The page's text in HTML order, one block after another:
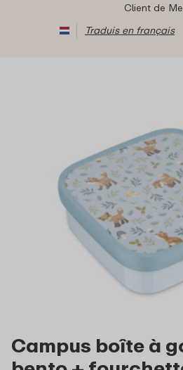
Client de
Traduis en français
Campus boîte à